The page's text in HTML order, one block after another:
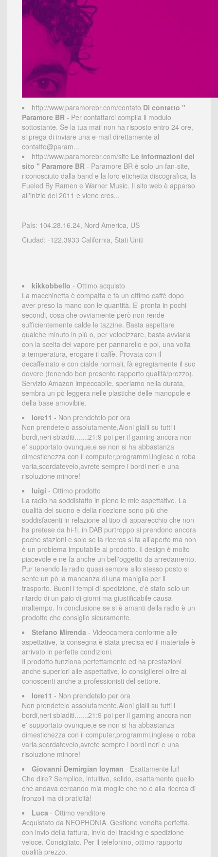
http://www.paramorebr.com/contato Di contatto "
Paramore BR - Per contattarci compila il modulo
sottostante. Se la tua mail non ha risposto entro 24 ore,
si prega di inviare una e-mail direttamente al
contatto@param...
http://www.paramorebr.com/site Le informazioni del
sito " Paramore BR - Paramore BR è solo un fan-site,
riconosciuto dalla band e la loro etichetta discografica, la
Fueled By Ramen e Warner Music. Il sito web è apparso
all'inizio del 2011 e viene cres...
País: 104.28.16.24, Nord America, US
Ciudad: -122.3933 California, Stati Uniti
kikkobbello - Ottimo acquisto
La macchinetta è compatta e fà un ottimo caffè dopo
aver preso la mano con le quantità. E' pronta in pochi
secondi, cosa che ovviamente però non rende
sufficientemente calde le tazzine. Basta aspettare
qualche minuto in più o, per velocizzare, basta avviarla
con la scelta del vapore per pannarello e poi, una volta
a temperatura, erogare il caffè. Provata con il
decaffeinato e con cialde normali, fà egregiamente il suo
dovere (tenendo ben presente rapporto qualità/prezzo).
Servizio Amazon impeccabile, speriamo nella durata,
sembra un pò leggera nelle plastiche delle manopole e
della base amovibile.
lore11 - Non prendetelo per ora
Non prendetelo assolutamente,Aloni gialli su tutti i
bordi,neri sbiaditi.......21:9 poi per il gaming ancora non
e' supportato ovunque,e se non si ha abbastanza
dimestichezza con il computer,programmi,inglese o roba
varia,scordatevelo,avrete sempre i bordi neri e una
risoluzione minore!
luigi - Ottimo prodotto
La radio ha soddisfatto in pieno le mie aspettative. La
qualità del suono e della ricezione sono più che
soddisfacenti in relazione al tipo di apparecchio che non
ha pretese da hi-fi, in DAB purtroppo si prendono ancora
poche stazioni e solo se la ricerca si fa all'aperto ma non
è un problema imputabile al prodotto. Il design è molto
piacevole e ne fa anche un bell'oggetto da arredamento.
Pur tenendo la radio quasi sempre allo stesso posto si
sente un pò la mancanza di una maniglia per il
trasporto. Buoni i tempi di spedizione, c'è stato solo un
ritardo di un paio di giorni ma giustificabile causa
maltempo. In conclusione se si è amanti della radio è un
prodotto che consiglio sicuramente.
Stefano Mirenda - Videocamera conforme alle
aspettative, la consegna è stata precisa ed il materiale è
arrivato in perfette condizioni.
Il prodotto funziona perfettamente ed ha prestazioni
anche superiori alle aspettative, lo consiglierei oltre ai
conoscenti anche a professionisti del settore.
lore11 - Non prendetelo per ora
Non prendetelo assolutamente,Aloni gialli su tutti i
bordi,neri sbiaditi.......21:9 poi per il gaming ancora non
e' supportato ovunque,e se non si ha abbastanza
dimestichezza con il computer,programmi,inglese o roba
varia,scordatevelo,avrete sempre i bordi neri e una
risoluzione minore!
Giovanni Demirgian loyman - Esattamente lui!
Che dire? Semplice, intuitivo, solido, esattamente quello
che andava cercando mia moglie che no é alla ricerca di
fronzoli ma di praticità!
Luca - Ottimo venditore
Acquistato da NEOPHONIA. Gestione vendita perfetta,
con invio della fattura, invio del tracking e spedizione
veloce. Consigliato. Per il telefonino, ottimo rapporto
qualità prezzo.